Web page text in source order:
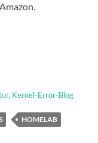
, Kernel-Error-Blog
HOMELAB